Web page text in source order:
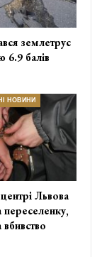
землетрус
6.9 балів
НОВИНИ
Львова
переселенку,
вбивство